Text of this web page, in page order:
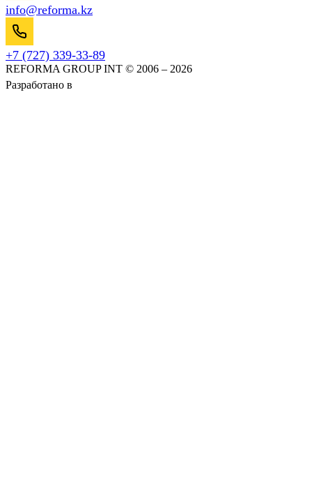
info@reforma.kz
+7 (727) 339-33-89
REFORMA GROUP INT © 2006 – 2026
Разработано в